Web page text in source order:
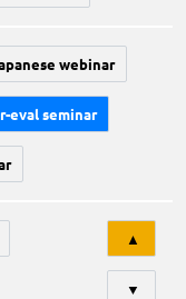
webinar
eval seminar
▲
▼